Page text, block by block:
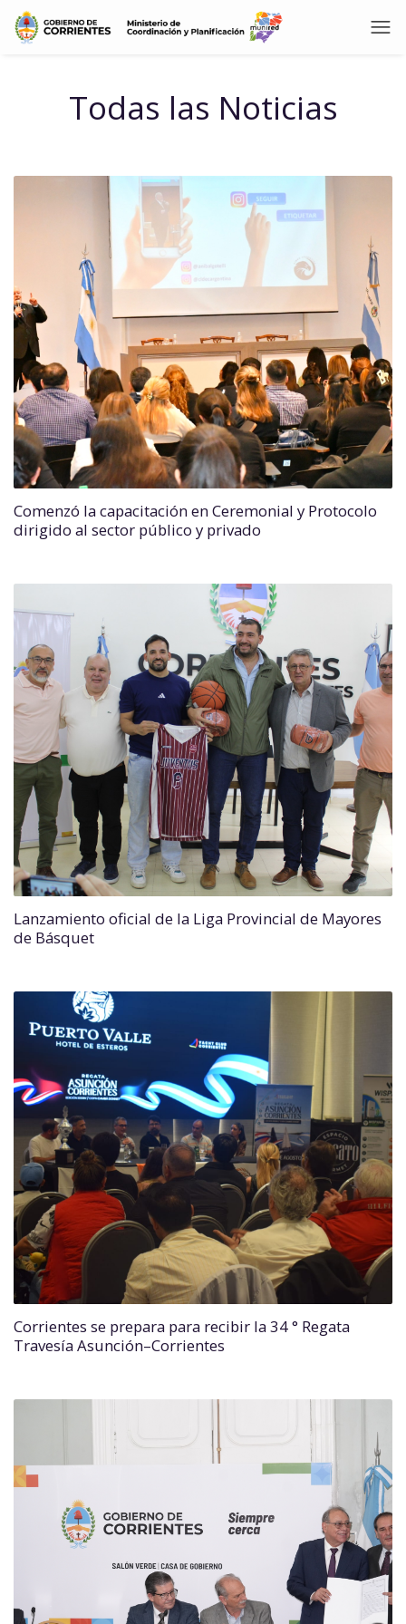
Todas las Noticias
Comenzó la capacitación en Ceremonial y Protocolo
dirigido al sector público y privado
Lanzamiento oficial de la Liga Provincial de Mayores
de Básquet
Corrientes se prepara para recibir la 34 ° Regata
Travesía Asunción–Corrientes